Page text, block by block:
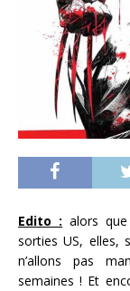
Edito : alors
sorties US, elles,
n’allons pas
semaines ! Et